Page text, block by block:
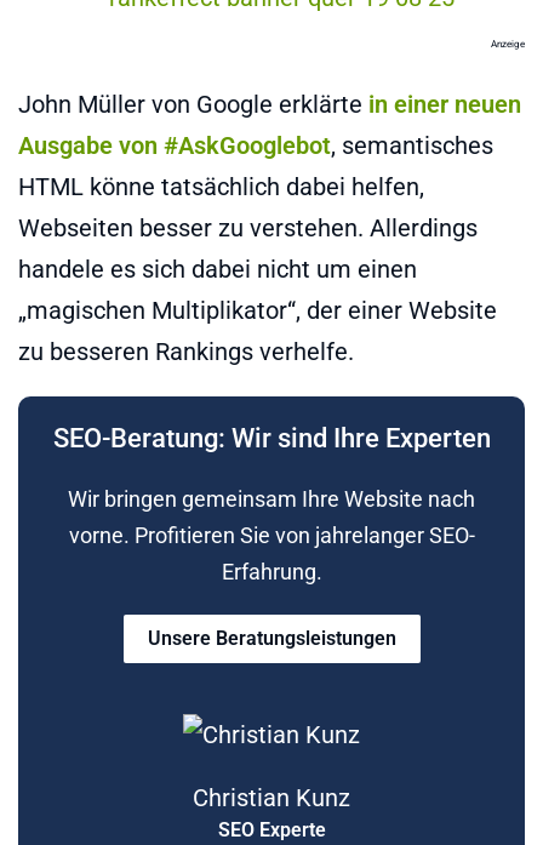
Anzeige
John Müller von Google erklärte in einer neuen
Ausgabe von #AskGooglebot, semantisches
HTML könne tatsächlich dabei helfen,
Webseiten besser zu verstehen. Allerdings
handele es sich dabei nicht um einen
„magischen Multiplikator“, der einer Website
zu besseren Rankings verhelfe.
SEO-Beratung: Wir sind Ihre Experten
Wir bringen gemeinsam Ihre Website nach
vorne. Profitieren Sie von jahrelanger SEO-
Erfahrung.
Unsere Beratungsleistungen
Christian Kunz
SEO Experte